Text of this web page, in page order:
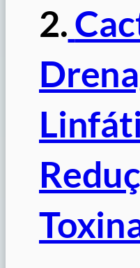
2.